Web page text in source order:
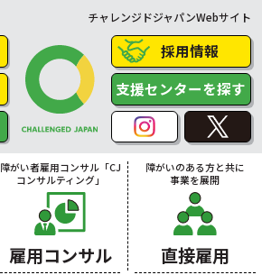
チャレンジドジャパンWebサイト
採用情報
支援センターを探す
障がい者雇用コンサル「CJ
コンサルティング」
雇用コンサル
障がいのある方と共に
事業を展開
直接雇用